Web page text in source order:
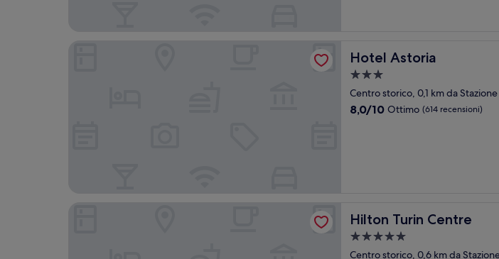
Hotel Astoria
Hotel Astoria
Struttura
a
3.0
Centro storico, 0,1 km da
8.0
8,0/10 Ottimo (614 recensioni)
Hilton Turin Centre
Hilton Turin Centre
Struttura
a
Centro storico, 0,6 km da